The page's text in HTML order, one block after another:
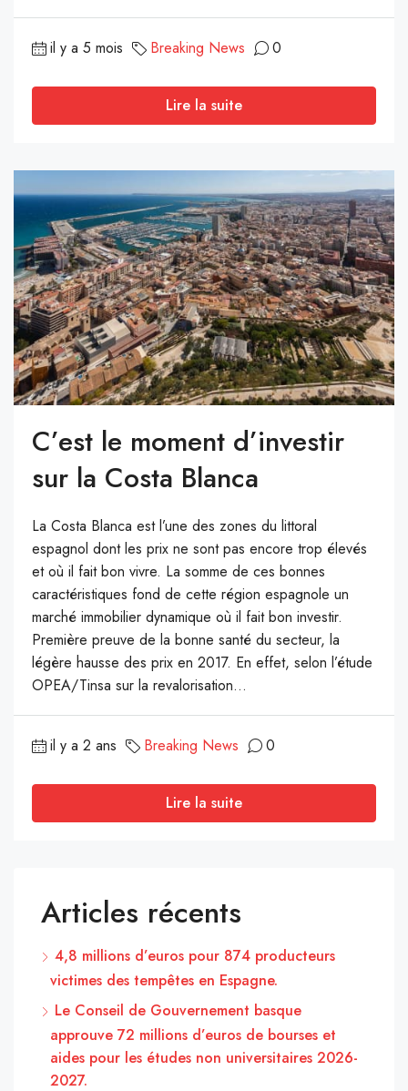
il y a 5 mois Breaking News 0
Lire la suite
C’est le moment d’investir
sur la Costa Blanca
La Costa Blanca est l’une des zones du littoral
espagnol dont les prix ne sont pas encore trop élevés
et où il fait bon vivre. La somme de ces bonnes
caractéristiques fond de cette région espagnole un
marché immobilier dynamique où il fait bon investir.
Première preuve de la bonne santé du secteur, la
légère hausse des prix en 2017. En effet, selon l’étude
OPEA/Tinsa sur la revalorisation...
il y a 2 ans Breaking News 0
Lire la suite
Articles récents
4,8 millions d’euros pour 874 producteurs
victimes des tempêtes en Espagne.
Le Conseil de Gouvernement basque
approuve 72 millions d’euros de bourses et
aides pour les études non universitaires 2026-
2027.